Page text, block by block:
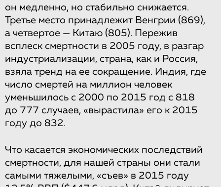
он медленно, но стабильно снижается.
Третье место принадлежит Венгрии (869),
а четвертое — Китаю (805). Пережив
всплеск смертности в 2005 году, в разгар
индустриализации, страна, как и Россия,
взяла тренд на ее сокращение. Индия, где
число смертей на миллион человек
уменьшилось с 2000 по 2015 год с 818
до 777 случаев, «вырастила» его к 2015
году до 832.
Что касается экономических последствий
смертности, для нашей страны они стали
самыми тяжелыми, «съев» в 2015 году